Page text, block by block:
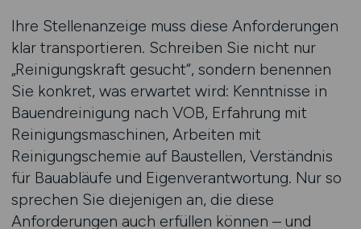
Ihre Stellenanzeige muss diese Anforderungen
klar transportieren. Schreiben Sie nicht nur
„Reinigungskraft gesucht“, sondern benennen
Sie konkret, was erwartet wird: Kenntnisse in
Bauendreinigung nach VOB, Erfahrung mit
Reinigungsmaschinen, Arbeiten mit
Reinigungschemie auf Baustellen, Verständnis
für Bauabläufe und Eigenverantwortung. Nur so
sprechen Sie diejenigen an, die diese
Anforderungen auch erfüllen können – und